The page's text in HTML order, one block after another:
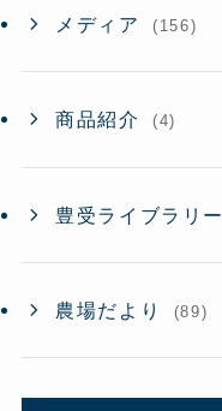
メディア (156)
商品紹介 (4)
豊受ライブラリー
農場だより (89)